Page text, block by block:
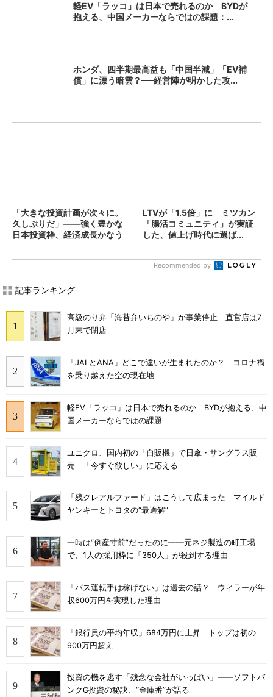
軽EV「ラッコ」は日本で売れるのか BYDが
抱える、中国メーカーならではの課題：...
ホンダ、四半期最高益も「中国半減」「EV補
償」に漂う暗雲？──経営陣が明かした攻...
「大きな投資計画が次々に。
久しぶりだ」――強く豊かな
日本投資枠、経済成長かなう
LTVが「1.5倍」に ミツカン
「腸活コミュニティ」が実証
した、値上げ時代に選ば...
Recommended by
記事ランキング
高級のり弁「海苔弁いちのや」が事業停止 直営店は7
月末で閉店
「JALとANA」どこで違いが生まれたのか？ コロナ禍
を乗り越えた空の現在地
軽EV「ラッコ」は日本で売れるのか BYDが抱える、中
国メーカーならではの課題
ユニクロ、国内初の「自販機」で日傘・サングラス販
売 「今すぐ欲しい」に応える
「残クレアルファード」はこうして広まった マイルド
ヤンキーとトヨタの“最適解”
一時は“倒産寸前”だったのに――元ネジ製造の町工場
で、1人の採用枠に「350人」が殺到する理由
「バス運転手は稼げない」は過去の話？ ウィラーが年
収600万円を実現した理由
「銀行員の平均年収」684万円に上昇 トップは初の
900万円超え
投資の機を逃す「残念な会社がいっぱい」――ソフトバ
ンクG投資の秘訣、“金庫番”が語る